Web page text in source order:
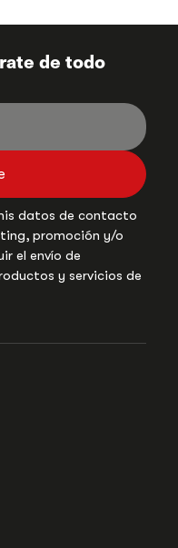
de todo
datos de contacto
promoción y/o
el envío de
y servicios de